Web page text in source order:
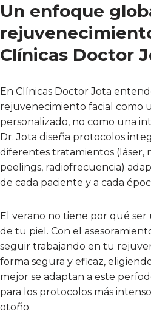
Un enfoque
Clínicas Doctor
En Clínicas Doctor Jota
rejuvenecimiento facial como
personalizado, no como una
Dr. Jota diseña protocolos
diferentes tratamientos (láser,
peelings, radiofrecuencia)
de cada paciente y a cada
El verano no tiene por qué
de tu piel. Con el
seguir trabajando en tu
forma segura y eficaz,
mejor se adaptan a este
para los protocolos más
otoño.